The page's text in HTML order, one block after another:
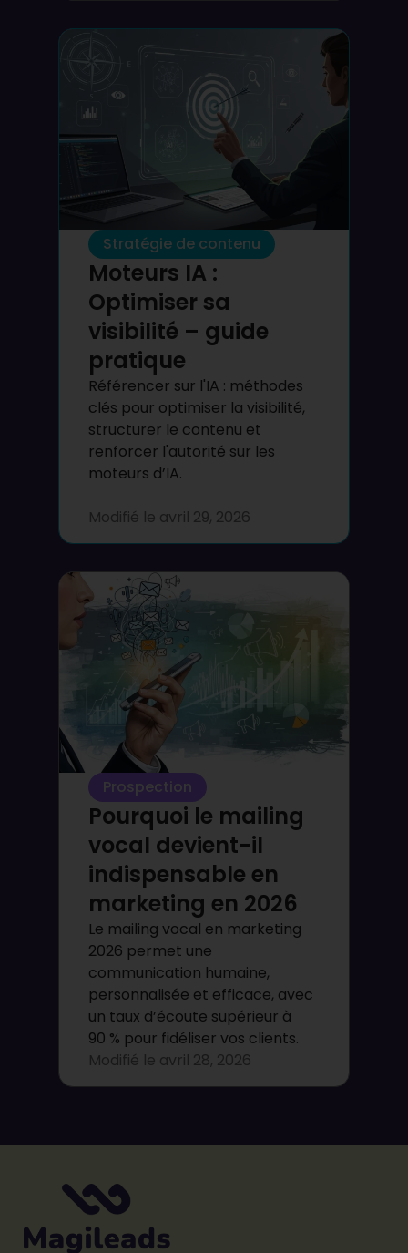
Stratégie de contenu
Moteurs IA :
Optimiser sa
visibilité – guide
pratique
Référencer sur l'IA : méthodes
clés pour optimiser la visibilité,
structurer le contenu et
renforcer l'autorité sur les
moteurs d’IA.
Modifié le avril 29, 2026
Prospection
Pourquoi le mailing
vocal devient-il
indispensable en
marketing en 2026
Le mailing vocal en marketing
2026 permet une
communication humaine,
personnalisée et efficace, avec
un taux d’écoute supérieur à
90 % pour fidéliser vos clients.
Modifié le avril 28, 2026